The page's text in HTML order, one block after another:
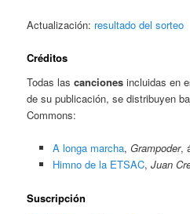
Actualización: resultado del sorteo
Créditos
Todas lascanciones incluidas en
de su publicación, se distribuyen
Commons:
A longa marcha, Grampoder,
Himno de la ETSAC, Juan
Suscripción